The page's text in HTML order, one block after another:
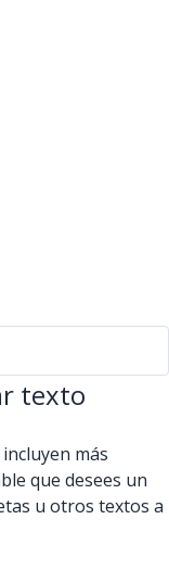
texto
más
que desees un
u otros textos a